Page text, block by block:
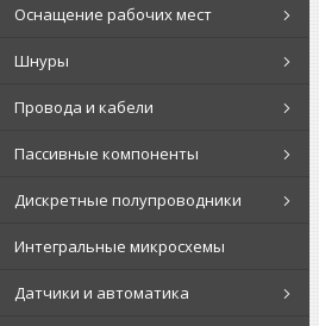
Оснащение рабочих мест
Шнуры
Провода и кабели
Пассивные компоненты
Дискретные полупроводники
Интегральные микросхемы
Датчики и автоматика